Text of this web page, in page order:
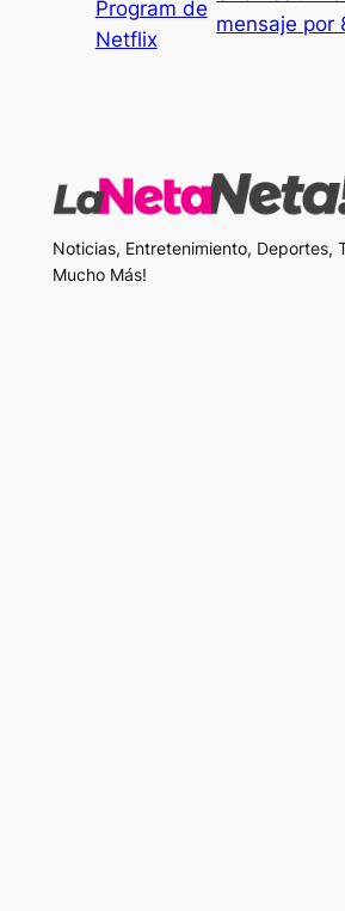
Program de
Netflix
mensaje por
Noticias, Entretenimiento, Deportes,
Mucho Más!